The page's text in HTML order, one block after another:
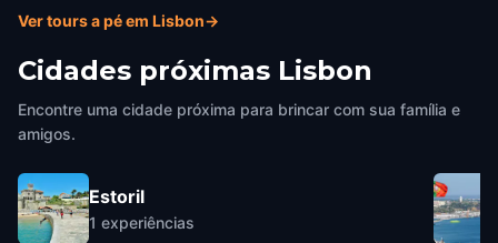
Ver tours a pé em Lisbon→
Cidades próximas Lisbon
Encontre uma cidade próxima para brincar com sua família e
amigos.
Estoril
1 experiências